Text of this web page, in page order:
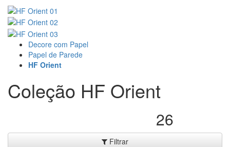
Decore com Papel
Papel de Parede
HF Orient
Coleção HF Orient
26
Filtrar